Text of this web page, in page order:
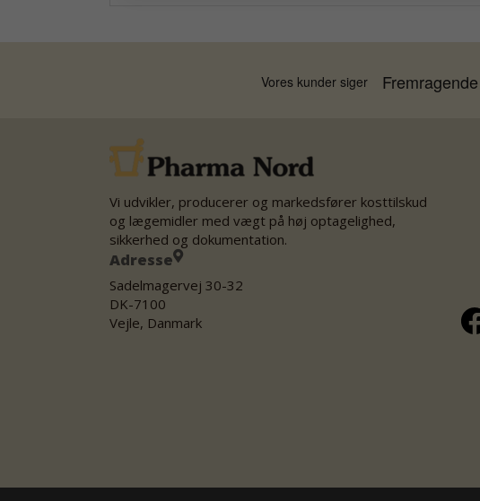
Vi udvikler, producerer og markedsfører kosttilskud
og lægemidler med vægt på høj optagelighed,
sikkerhed og dokumentation.
Adresse
Sadelmagervej 30-32
DK-7100
Vejle, Danmark